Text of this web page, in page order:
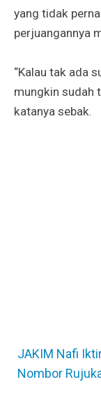
yang tidak
perjuangannya
“Kalau tak ada
mungkin sudah
katanya sebak.
JAKIM Nafi
Nombor